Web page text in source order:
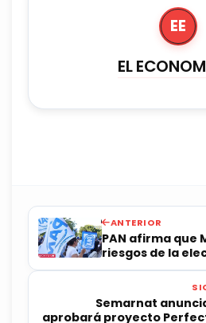
EE
EL
ANTERIOR
PAN afirma que
riesgos de la
Semarnat
aprobará proyecto Perfect